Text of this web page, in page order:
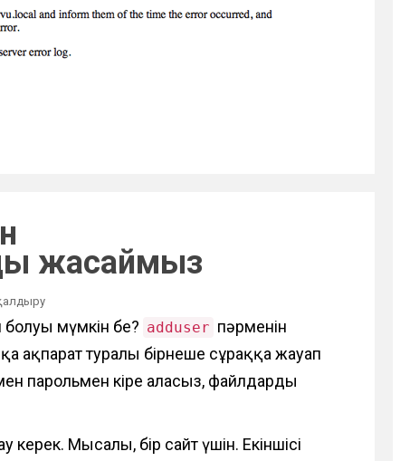
жасаймыз
мүмкін бе? adduser пәрменін
ақпарат туралы бірнеше сұраққа жауап
парольмен кіре аласыз, файлдарды
Мысалы, бір сайт үшін. Екіншісі